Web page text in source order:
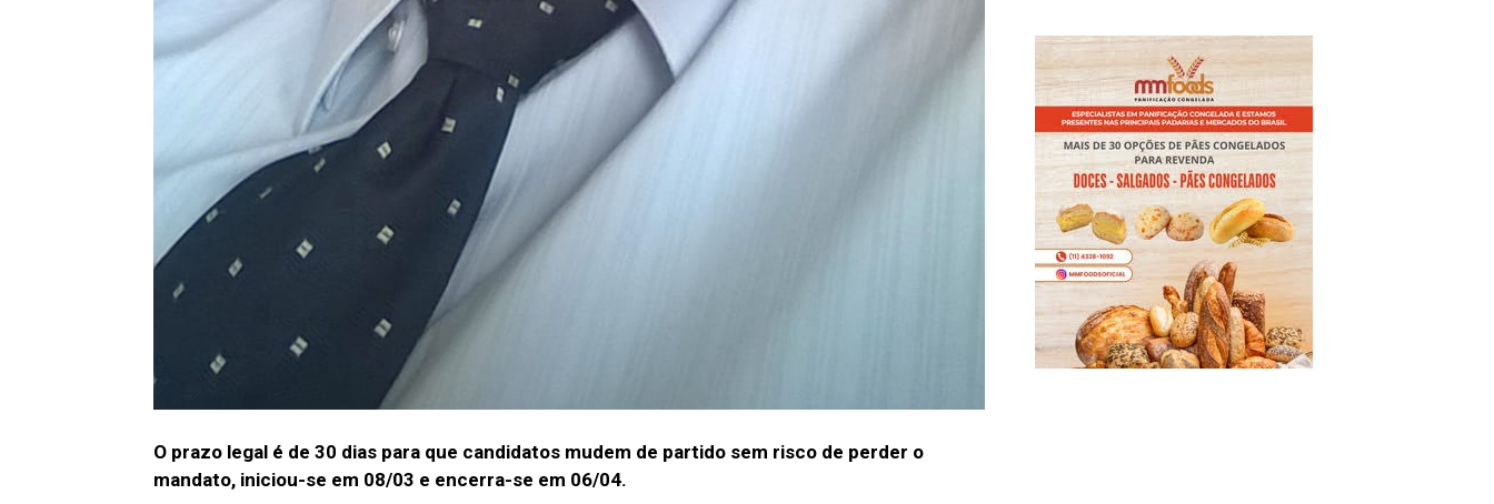
O prazo legal é de 30 dias para que candidatos mudem de partido sem risco de perder o
mandato, iniciou-se em 08/03 e encerra-se em 06/04.